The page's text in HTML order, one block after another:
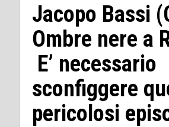
Jacopo Bassi
Ombre nere a
E’ necessario
sconfiggere
pericolosi